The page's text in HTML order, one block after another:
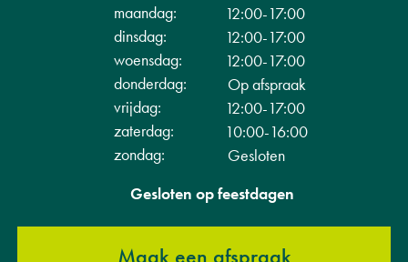
maandag:
12:00-17:00
dinsdag:
12:00-17:00
woensdag:
12:00-17:00
donderdag:
Op afspraak
vrijdag:
12:00-17:00
zaterdag:
10:00-16:00
zondag:
Gesloten
Gesloten op feestdagen
Maak een afspraak